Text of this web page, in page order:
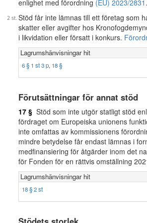
enlighet med förordning (EU) 2023/2831 .
Stöd får inte lämnas till ett företag som
skatter eller avgifter hos
i likvidation eller försatt i konkurs.
Lagrumshänvisningar hit
6 § 1 st 3 p, 18 §
Förutsättningar för annat stöd
17 § Stöd som inte utgör statligt stöd
fördraget om Europeiska unionens
inte omfattas av kommissionens
mindre betydelse får endast lämnas i
medfinansiering för åtgärder inom det
för Fonden för en rättvis omställning
Lagrumshänvisningar hit
18 § 2 st